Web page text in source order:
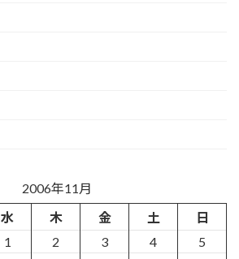
2006年11月
水 木 金 土
日
1
2 3 4
5